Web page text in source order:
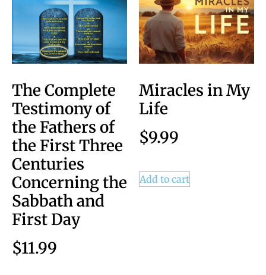
The Complete
Testimony of
the Fathers of
the First Three
Centuries
Concerning the
Sabbath and
First Day
$11.99
Miracles in My
Life
$9.99
Add to cart